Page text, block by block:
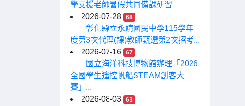
學支援老師暑假共同備課研習
2026-07-28
68
彰化縣立永靖國民中學115學年
度第3次代理(課)教師甄選第2次招考...
2026-07-16
67
國立海洋科技博物館辦理「2026
全國學生遙控帆船STEAM創客大
賽」...
2026-08-03
63